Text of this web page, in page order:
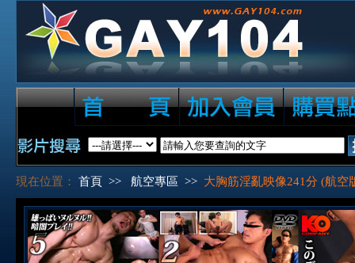
現在位置： 首頁 >> 航空專區 >> 大胸筋淫亂映像241分 (航空